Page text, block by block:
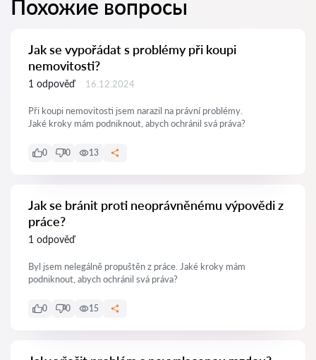
Похожие вопросы
Jak se vypořádat s problémy při koupi
nemovitosti?
1 odpověď 16.12.2024
Při koupi nemovitosti jsem narazil na právní problémy.
Jaké kroky mám podniknout, abych ochránil svá práva?
0 0 13
Jak se bránit proti neoprávněnému výpovědi z
práce?
1 odpověď
Byl jsem nelegálně propuštěn z práce. Jaké kroky mám
podniknout, abych ochránil svá práva?
0 0 15